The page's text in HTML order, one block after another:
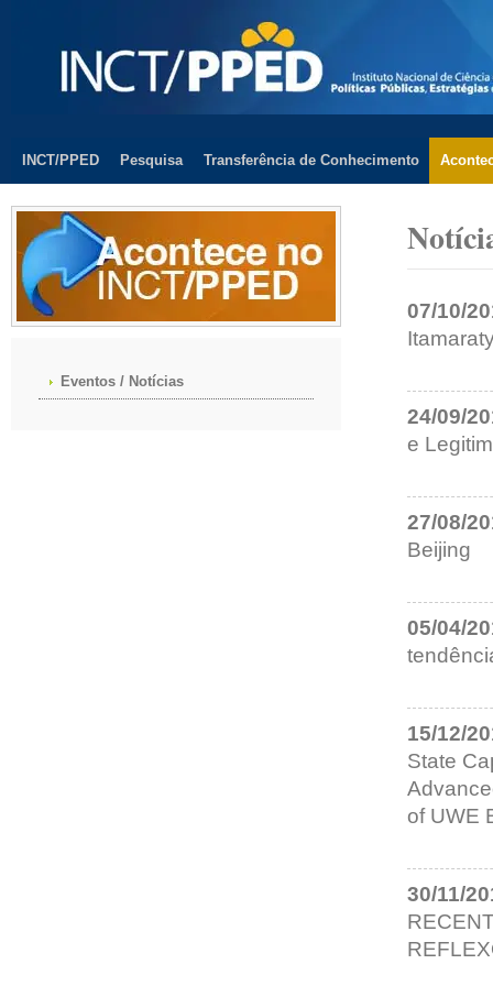
INCT/PPED Pesquisa Transferência de Conhecimento
07/10/
24/09/
e
27/08/
Beijing
05/04/
15/12/
State
of UWE
30/11/
Eventos / Notícias